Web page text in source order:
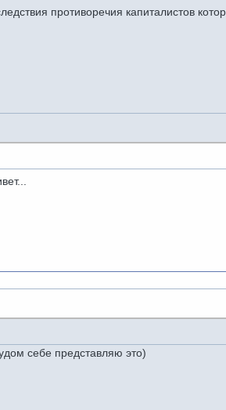
противоречия капиталистов
себе представляю это)